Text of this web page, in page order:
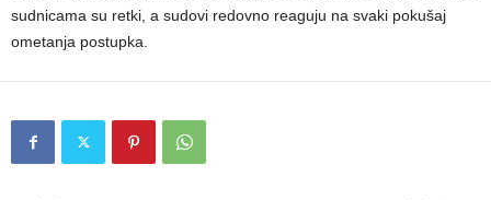
sudnicama su retki, a sudovi redovno reaguju na svaki pokušaj
ometanja postupka.